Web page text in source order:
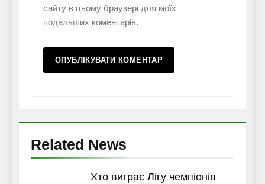
сайту в цьому браузері для моїх
подальших коментарів.
Related News
Хто виграє Лігу чемпіонів